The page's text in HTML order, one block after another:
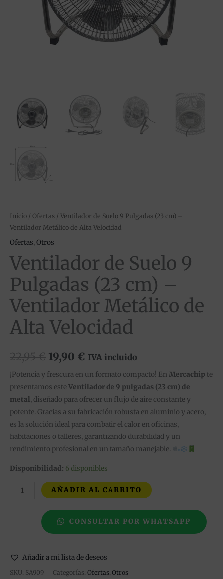
Inicio / Ofertas / Ventilador de Suelo 9 Pulgadas (23 cm) –
Ventilador Metálico de Alta Velocidad
Ofertas,Otros
Ventilador de Suelo 9
Pulgadas (23 cm) –
Ventilador Metálico de
Alta Velocidad
22,95€ 19,90 € IVA incluido
¡Potencia y frescura en un formato compacto! En Mercachip te
presentamos esteVentilador de 9 pulgadas (23 cm) de
metal, diseñado para ofrecer un flujo de aire constante y
potente. Gracias a su fabricación robusta en aluminio y acero,
es la solución ideal para combatir el calor en oficinas,
habitaciones o talleres, garantizando durabilidad y un
rendimiento profesional en un tamaño manejable.
Disponibilidad: 6 disponibles
AÑADIR AL CARRITO
CONSULTAR POR WHATSAPP
Añadir a mi lista de deseos
SKU: SA909 Categorías: Ofertas, Otros